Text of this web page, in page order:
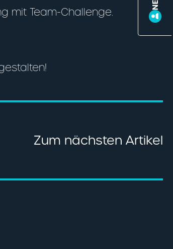
mit Team-Challenge.
Zum nächsten Artikel